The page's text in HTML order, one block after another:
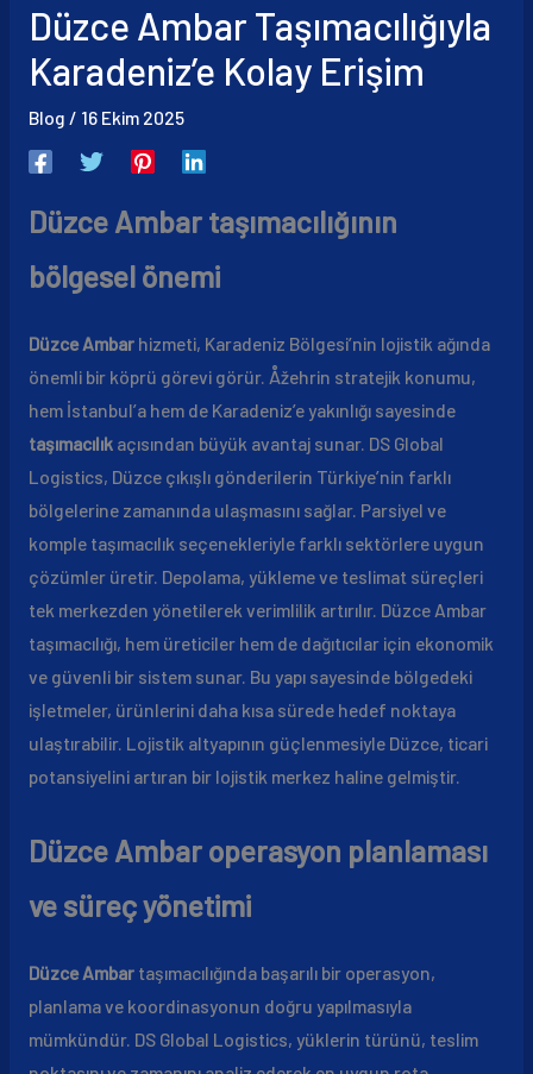
Düzce Ambar Taşımacılığıyla
Karadeniz’e Kolay Erişim
Blog / 16 Ekim 2025
Düzce Ambar taşımacılığının
bölgesel önemi
Düzce Ambarhizmeti, Karadeniz Bölgesi’nin lojistik ağında
önemli bir köprü görevi görür. Åžehrin stratejik konumu,
hem İstanbul’a hem de Karadeniz’e yakınlığı sayesinde
taşımacılıkaçısından büyük avantaj sunar. DS Global
Logistics, Düzce çıkışlı gönderilerin Türkiye’nin farklı
bölgelerine zamanında ulaşmasını sağlar. Parsiyel ve
komple taşımacılık seçenekleriyle farklı sektörlere uygun
çözümler üretir. Depolama, yükleme ve teslimat süreçleri
tek merkezden yönetilerek verimlilik artırılır. Düzce Ambar
taşımacılığı, hem üreticiler hem de dağıtıcılar için ekonomik
ve güvenli bir sistem sunar. Bu yapı sayesinde bölgedeki
işletmeler, ürünlerini daha kısa sürede hedef noktaya
ulaştırabilir. Lojistik altyapının güçlenmesiyle Düzce, ticari
potansiyelini artıran bir lojistik merkez haline gelmiştir.
Düzce Ambar operasyon planlaması
ve süreç yönetimi
Düzce Ambartaşımacılığında başarılı bir operasyon,
planlama ve koordinasyonun doğru yapılmasıyla
mümkündür. DS Global Logistics, yüklerin türünü, teslim